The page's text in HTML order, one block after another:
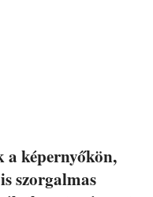
képernyőkön,
szorgalmas